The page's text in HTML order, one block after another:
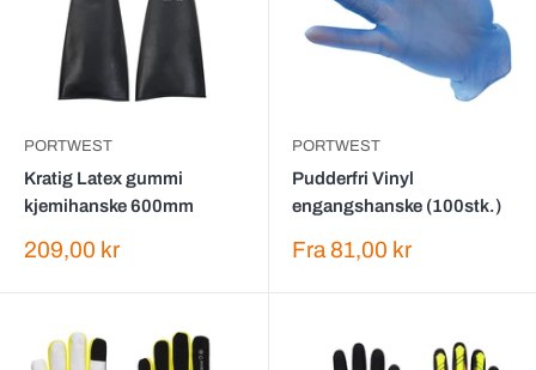
PORTWEST
Kratig Latex gummi
kjemihanske 600mm
Salgspris
209,00 kr
PORTWEST
Pudderfri Vinyl
engangshanske (100stk.)
Salgspris
Fra 81,00 kr